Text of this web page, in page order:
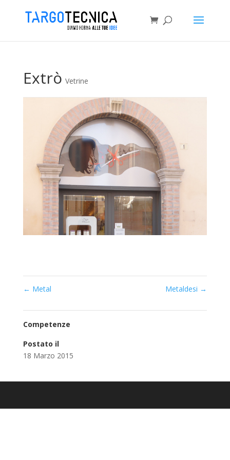
Extrò Vetrine
← Metal Metaldesi →
Competenze
Postato il
18 Marzo 2015